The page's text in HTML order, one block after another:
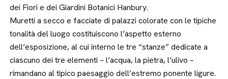
dei Fiori e dei Giardini Botanici Hanbury.
Muretti a secco e facciate di palazzi colorate con le tipiche
tonalità del luogo costituiscono l’aspetto esterno
dell’esposizione, al cui interno le tre “stanze” dedicate a
ciascuno dei tre elementi – l’acqua, la pietra, l’ulivo –
rimandano al tipico paesaggio dell’estremo ponente ligure.